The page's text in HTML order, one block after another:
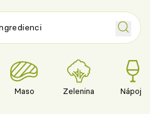
Maso Zelenina Nápoje